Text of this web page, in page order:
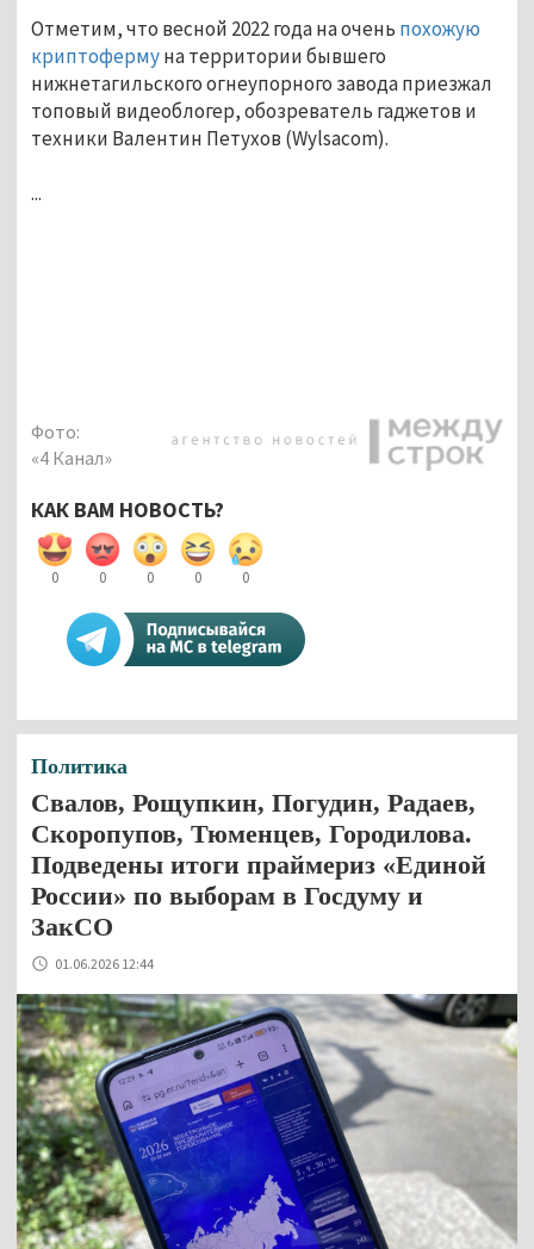
Отметим, что весной 2022 года на очень похожую
криптофермуна территории бывшего
нижнетагильского огнеупорного завода приезжал
топовый видеоблогер, обозреватель гаджетов и
техники Валентин Петухов (Wylsacom).
...
Фото:
«4 Канал»
КАК ВАМ НОВОСТЬ?
0 0 0 0 0
Политика
Свалов, Рощупкин, Погудин, Радаев,
Скоропупов, Тюменцев, Городилова.
Подведены итоги праймериз «Единой
России» по выборам в Госдуму и
ЗакСО
01.06.2026 12:44